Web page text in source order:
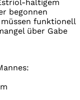
haltigem
begonnen
funktionell
über Gabe